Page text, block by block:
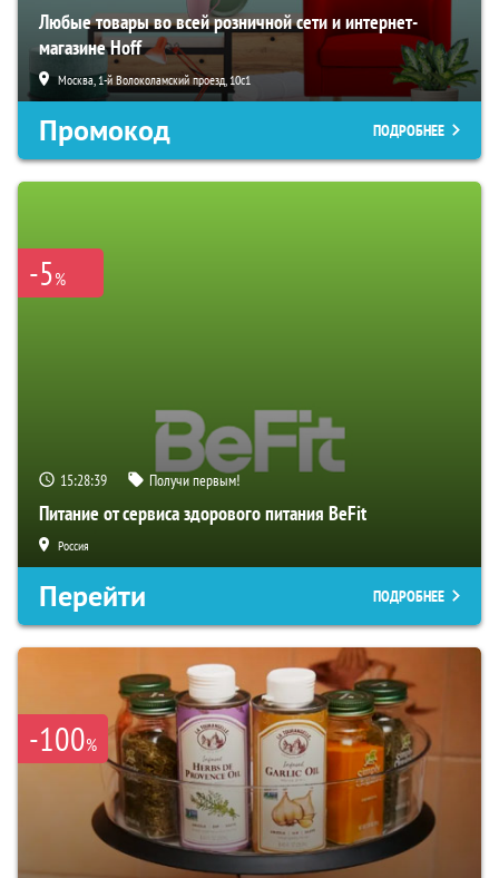
Любые товары во всей розничной сети и интернет-
магазине Hoff
Москва, 1-й Волоколамский проезд, 10с1
Промокод ПОДРОБНЕЕ
-5%
15:28:38 Получи первым!
Питание от сервиса здорового питания BeFit
Россия
Перейти ПОДРОБНЕЕ
-100%